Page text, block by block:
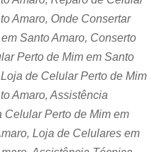
Amaro, Onde Consertar
Santo Amaro, Conserto
Perto de Mim em Santo
de Celular Perto de Mim
Amaro, Assistência
Celular Perto de Mim em
Loja de Celulares em